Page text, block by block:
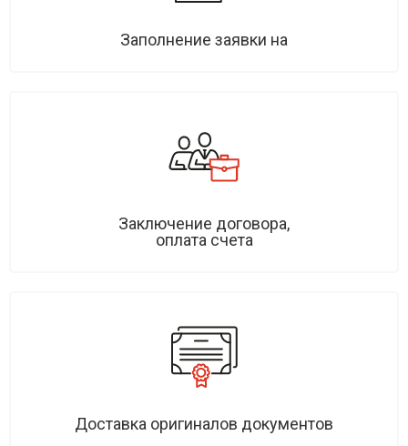
Заполнение заявки на
Заключение договора,
оплата счета
Доставка оригиналов документов